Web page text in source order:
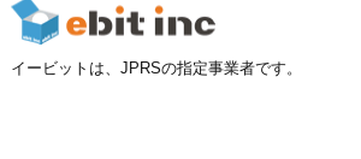
イービットは、JPRSの指定事業者です。